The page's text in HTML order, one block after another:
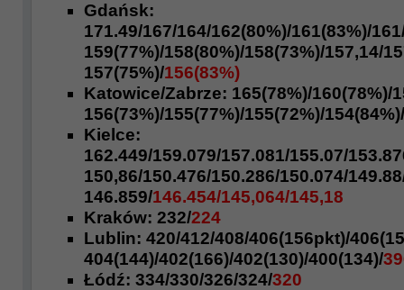
Gdańsk:
171.49/167/164/162(80%)/161(83%)/
159(77%)/158(80%)/158(73%)/157,14/
157(75%)/156(83%)
Katowice/Zabrze: 165(78%)/160(78%)/
156(73%)/155(77%)/155(72%)/154(84%)
Kielce:
162.449/159.079/157.081/155.07/
150,86/150.476/150.286/150.074/
146.859/146.454/145,064/145,18
Kraków: 232/224
Lublin: 420/412/408/406(156pkt)/
404(144)/402(166)/402(130)/400(134)/
Łódź: 334/330/326/324/320